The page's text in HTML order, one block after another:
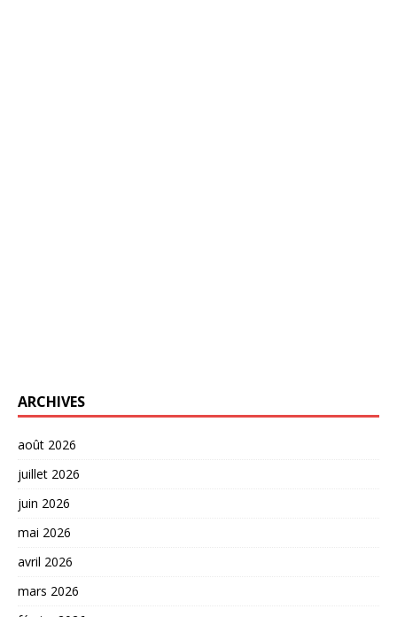
ARCHIVES
août 2026
juillet 2026
juin 2026
mai 2026
avril 2026
mars 2026